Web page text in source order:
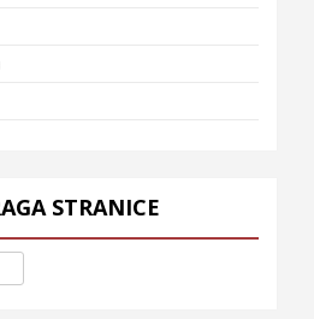
STRANICE